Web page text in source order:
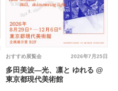
2026年7月25日
おすすめ展覧会
多田美波―光、凛と ゆれる @
東京都現代美術館